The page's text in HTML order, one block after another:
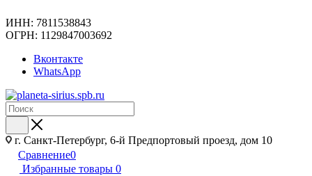
ИНН: 7811538843
ОГРН: 1129847003692
Вконтакте
WhatsApp
г. Санкт-Петербург, 6-й Предпортовый проезд, дом 10
Сравнение0
Избранные товары 0